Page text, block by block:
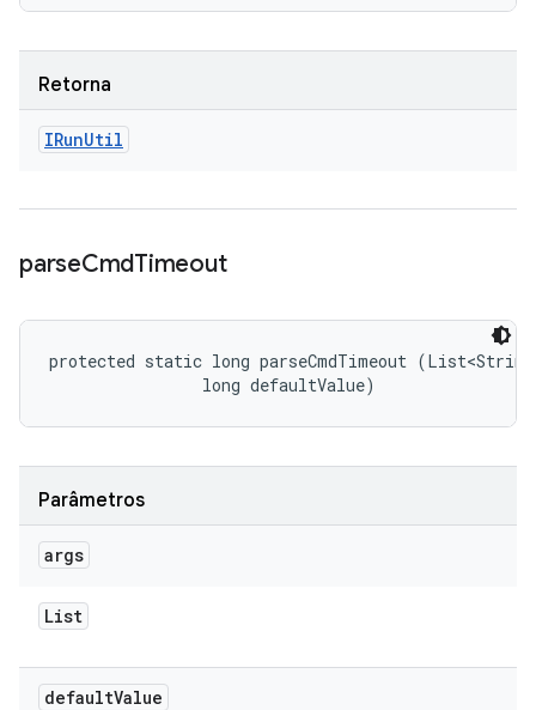
Retorna
IRunUtil
parseCmdTimeout
protected static long parseCmdTimeout
                long defaultValue)
Parâmetros
args
List
defaultValue